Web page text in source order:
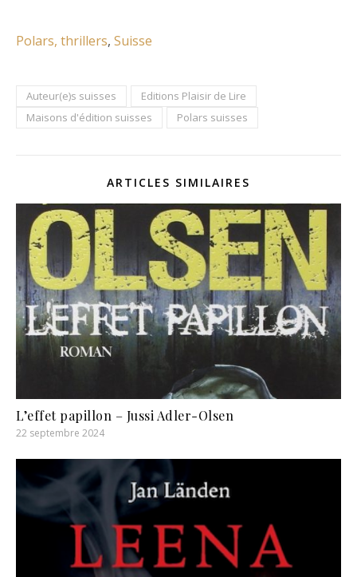
Polars, thrillers, Suisse
Auteur(e)s suisses
Editions Plaisir de Lire
Maisons d'édition suisses
Polars suisses
ARTICLES SIMILAIRES
L’effet papillon – Jussi Adler-Olsen
22 septembre 2024